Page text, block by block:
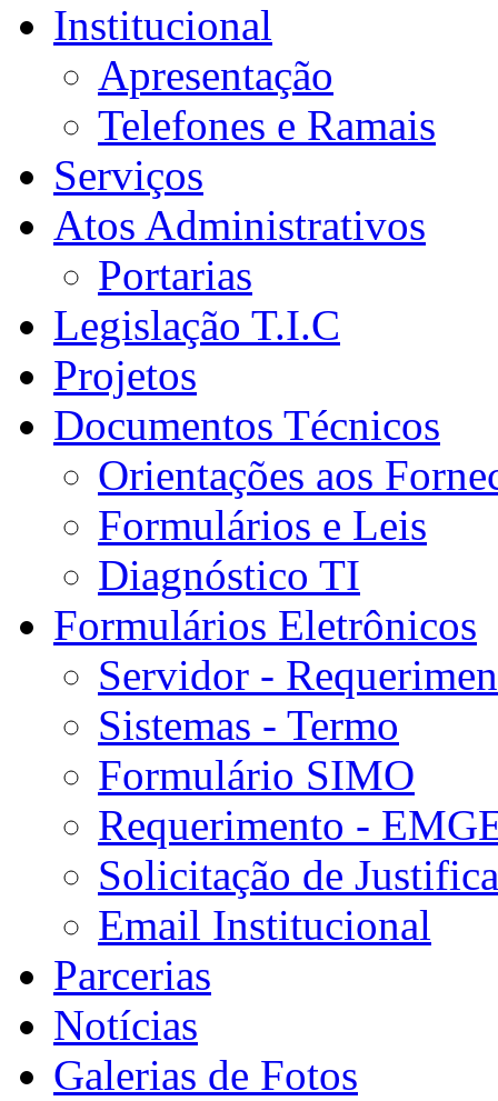
Institucional
Apresentação
Telefones e Ramais
Serviços
Atos Administrativos
Portarias
Legislação T.I.C
Projetos
Documentos Técnicos
Orientações aos
Formulários e Leis
Diagnóstico TI
Formulários Eletrônicos
Servidor -
Sistemas - Termo
Formulário SIMO
Requerimento -
Solicitação de
Email Institucional
Parcerias
Notícias
Galerias de Fotos